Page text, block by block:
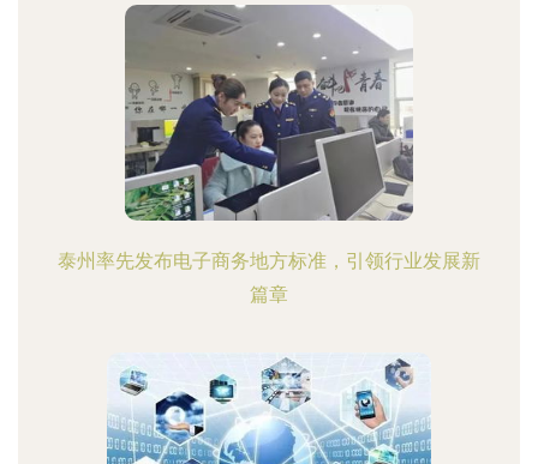
泰州率先发布电子商务地方标准，引领行业发展新
篇章